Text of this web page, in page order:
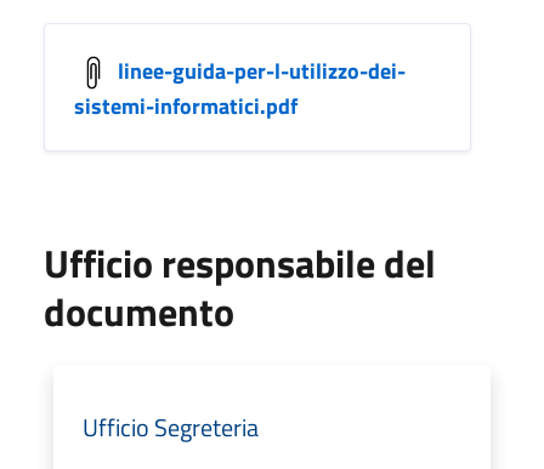
linee-guida-per-l-utilizzo-dei-
sistemi-informatici.pdf
Ufficio responsabile del
documento
Ufficio Segreteria